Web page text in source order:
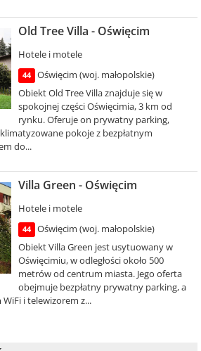
Old Tree Villa - Oświęcim
Hotele i motele
44
Oświęcim (woj. małopolskie)
Obiekt Old Tree Villa znajduje się w
spokojnej części Oświęcimia, 3 km od
rynku. Oferuje on prywatny parking,
pokoje z bezpłatnym
do...
Villa Green - Oświęcim
Hotele i motele
44
Oświęcim (woj. małopolskie)
Obiekt Villa Green jest usytuowany w
Oświęcimiu, w odległości około 500
metrów od centrum miasta. Jego oferta
obejmuje bezpłatny prywatny parking, a
i telewizorem z...